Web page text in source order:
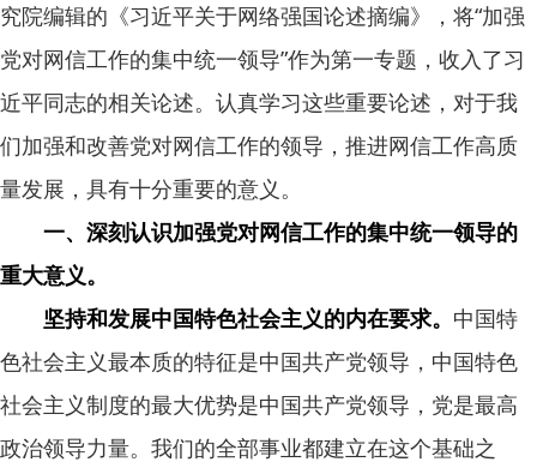
究院编辑的《习近平关于网络强国论述摘编》，将“加强
党对网信工作的集中统一领导”作为第一专题，收入了习
近平同志的相关论述。认真学习这些重要论述，对于我
们加强和改善党对网信工作的领导，推进网信工作高质
量发展，具有十分重要的意义。
一、深刻认识加强党对网信工作的集中统一领导的
重大意义。
坚持和发展中国特色社会主义的内在要求。 中国特
色社会主义最本质的特征是中国共产党领导，中国特色
社会主义制度的最大优势是中国共产党领导，党是最高
政治领导力量。我们的全部事业都建立在这个基础之